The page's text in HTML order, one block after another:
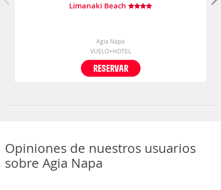
Limanaki Beach
Agia Napa
VUELO+HOTEL
RESERVAR
Opiniones de nuestros usuarios
sobre Agia Napa